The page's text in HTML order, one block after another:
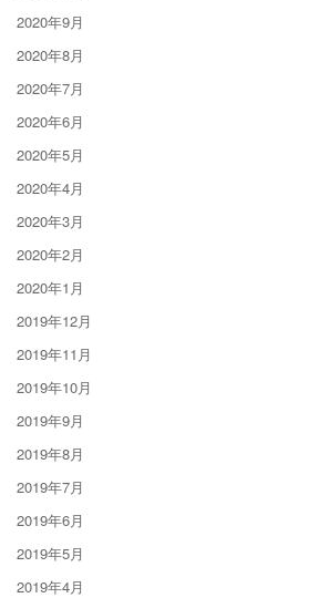
2020年9月
2020年8月
2020年7月
2020年6月
2020年5月
2020年4月
2020年3月
2020年2月
2020年1月
2019年12月
2019年11月
2019年10月
2019年9月
2019年8月
2019年7月
2019年6月
2019年5月
2019年4月